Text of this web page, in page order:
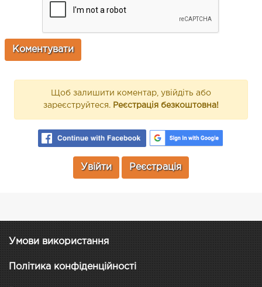
Щоб залишити коментар, увійдіть або
зареєструйтеся. Реєстрація безкоштовна!
Увійти Реєстрація
Умови використання
Політика конфіденційності